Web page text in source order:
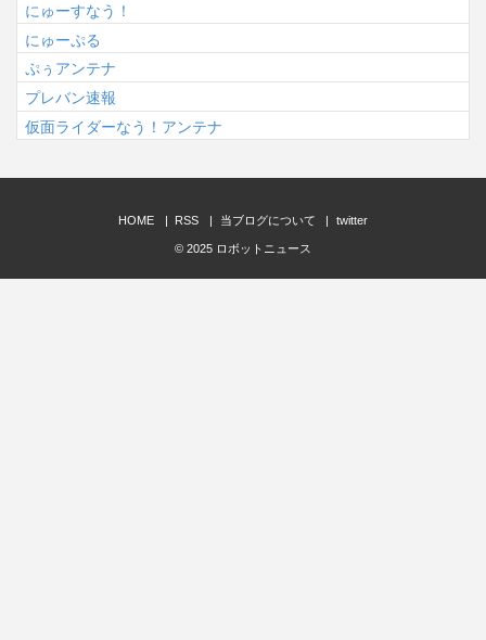
にゅーすなう！
にゅーぷる
ぷぅアンテナ
プレバン速報
仮面ライダーなう！アンテナ
HOME RSS 当ブログについて twitter
© 2025 ロボットニュース